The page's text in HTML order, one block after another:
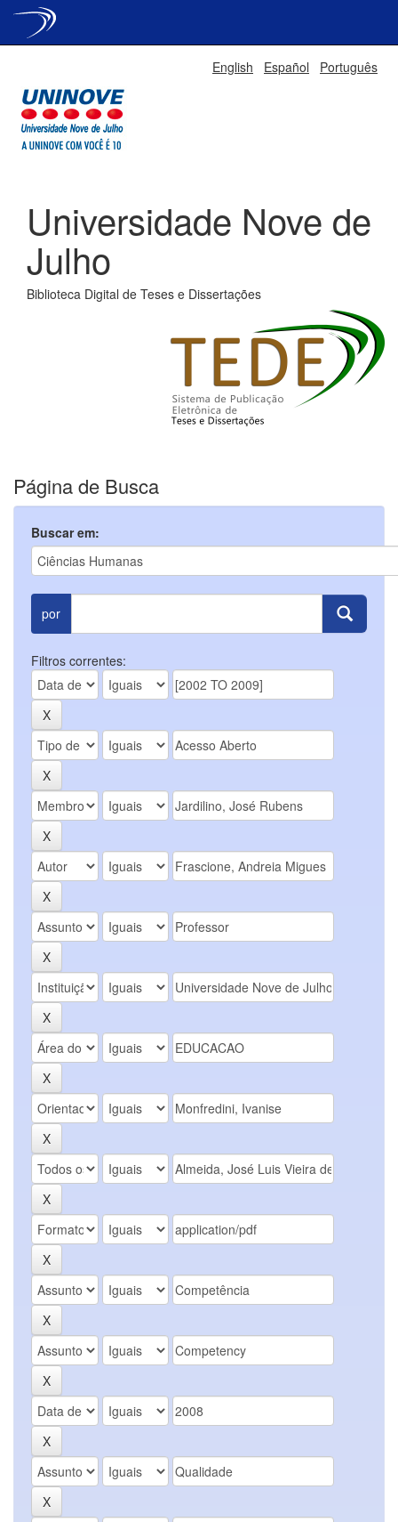
English Español Português
Universidade Nove de
Julho
Biblioteca Digital de Teses e Dissertações
Página de Busca
Buscar em:
por
Filtros correntes: